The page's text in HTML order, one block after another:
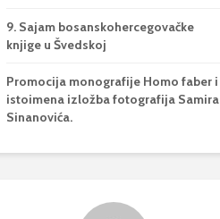
9. Sajam bosanskohercegovačke
knjige u Švedskoj
Promocija monografije Homo faber i
istoimena izložba fotografija Samira
Sinanovića.